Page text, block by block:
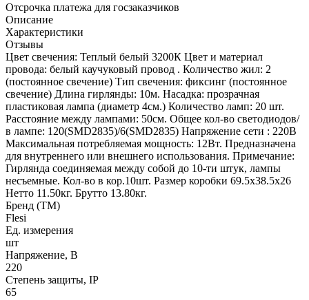
Отсрочка платежа для госзаказчиков
Описание
Характеристики
Отзывы
Цвет свечения: Теплый белый 3200К Цвет и материал
провода: белый каучуковый провод . Количество жил: 2
(постоянное свечение) Тип свечения: фиксинг (постоянное
свечение) Длина гирлянды: 10м. Насадка: прозрачная
пластиковая лампа (диаметр 4см.) Количество ламп: 20 шт.
Расстояние между лампами: 50см. Общее кол-во светодиодов/
в лампе: 120(SMD2835)/6(SMD2835) Напряжение сети : 220В
Максимальная потребляемая мощность: 12Вт. Предназначена
для внутреннего или внешнего использования. Примечание:
Гирлянда соединяемая между собой до 10-ти штук, лампы
несъемные. Кол-во в кор.10шт. Размер коробки 69.5х38.5х26
Нетто 11.50кг. Брутто 13.80кг.
Бренд (ТМ)
Flesi
Ед. измерения
шт
Напряжение, В
220
Степень защиты, IP
65